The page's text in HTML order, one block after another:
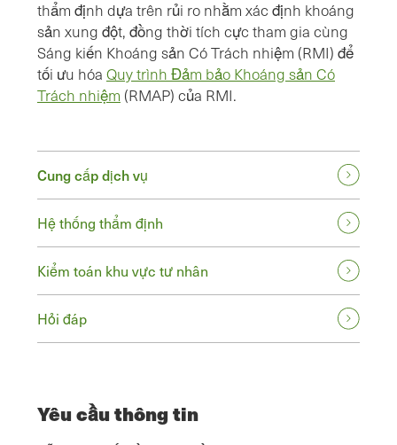
thẩm định dựa trên rủi ro nhằm xác định khoáng
sản xung đột, đồng thời tích cực tham gia cùng
Sáng kiến Khoáng sản Có Trách nhiệm (RMI) để
tối ưu hóa Quy trình Đảm bảo Khoáng sản Có
Trách nhiệm (RMAP) của RMI.
Cung cấp dịch vụ
Hệ thống thẩm định
Kiểm toán khu vực tư nhân
Hỏi đáp
Yêu cầu thông tin